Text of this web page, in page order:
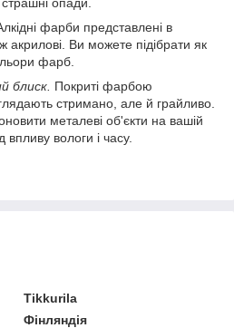
фарби представлені в
акрилові. Ви можете підібрати як
фарб.
блиск. Покриті фарбою
стримано, але й грайливо.
металеві об'єкти на вашій
впливу вологи і часу.
Tikkurila
Фінляндія